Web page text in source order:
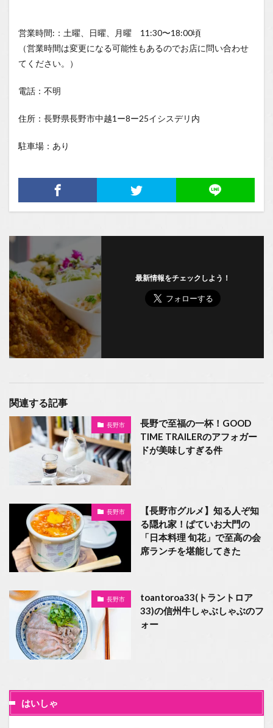
営業時間:：土曜、日曜、月曜 11:30〜18:00頃
（営業時間は変更になる可能性もあるのでお店に問い合わせ
てください。）
電話：不明
住所：長野県長野市中越1ー8ー25イシスデリ内
駐車場：あり
最新情報をチェックしよう！
関連する記事
長野市
長野で至福の一杯！GOOD
TIME TRAILERのアフォガー
ドが美味しすぎる件
長野市
【長野市グルメ】知る人ぞ知
る隠れ家！ぱていお大門の
「日本料理 旬花」で至高の会
席ランチを堪能してきた
長野市
toantoroa33(トラントロア
33)の信州牛しゃぶしゃぶのフ
ォー
はいしゃ